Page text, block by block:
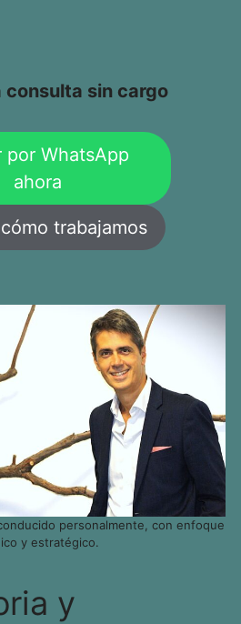
consulta sin cargo
por WhatsApp
ahora
trabajamos
personalmente, con enfoque
y estratégico.
y